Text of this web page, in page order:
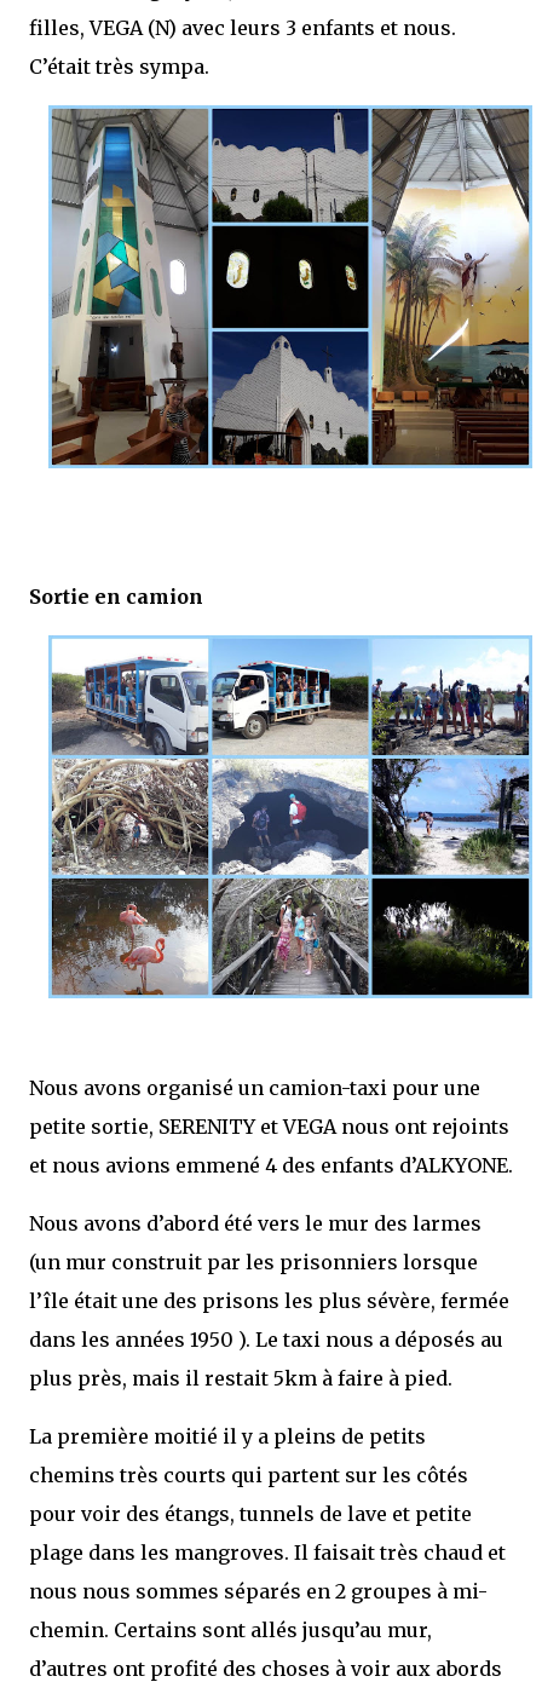
filles, VEGA (N) avec leurs 3 enfants et nous.
C’était très sympa.
Sortie en camion
Nous avons organisé un camion-taxi pour une
petite sortie, SERENITY et VEGA nous ont rejoints
et nous avions emmené 4 des enfants d’ALKYONE.
Nous avons d’abord été vers le mur des larmes
(un mur construit par les prisonniers lorsque
l’île était une des prisons les plus sévère, fermée
dans les années 1950 ). Le taxi nous a déposés au
plus près, mais il restait 5km à faire à pied.
La première moitié il y a pleins de petits
chemins très courts qui partent sur les côtés
pour voir des étangs, tunnels de lave et petite
plage dans les mangroves. Il faisait très chaud et
nous nous sommes séparés en 2 groupes à mi-
chemin. Certains sont allés jusqu’au mur,
d’autres ont profité des choses à voir aux abords